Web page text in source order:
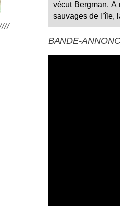
vécut Bergman. A
sauvages de l’île,
BANDE-